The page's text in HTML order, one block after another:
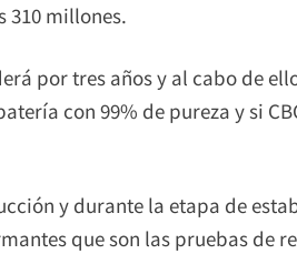
310 millones.
por tres años y al cabo de
con 99% de pureza y si
y durante la etapa de
que son las pruebas de